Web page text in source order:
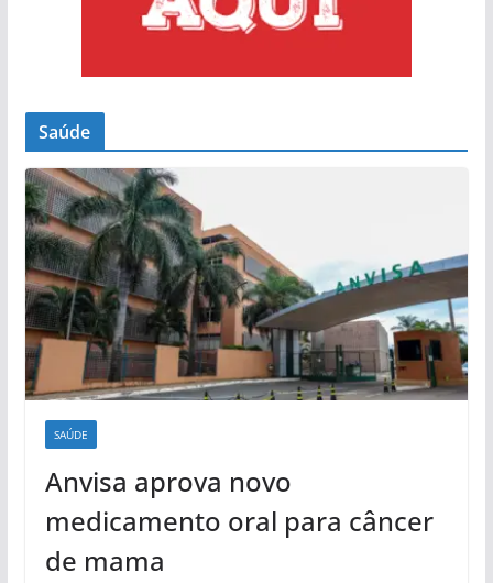
Saúde
SAÚDE
Anvisa aprova novo
medicamento oral para câncer
de mama